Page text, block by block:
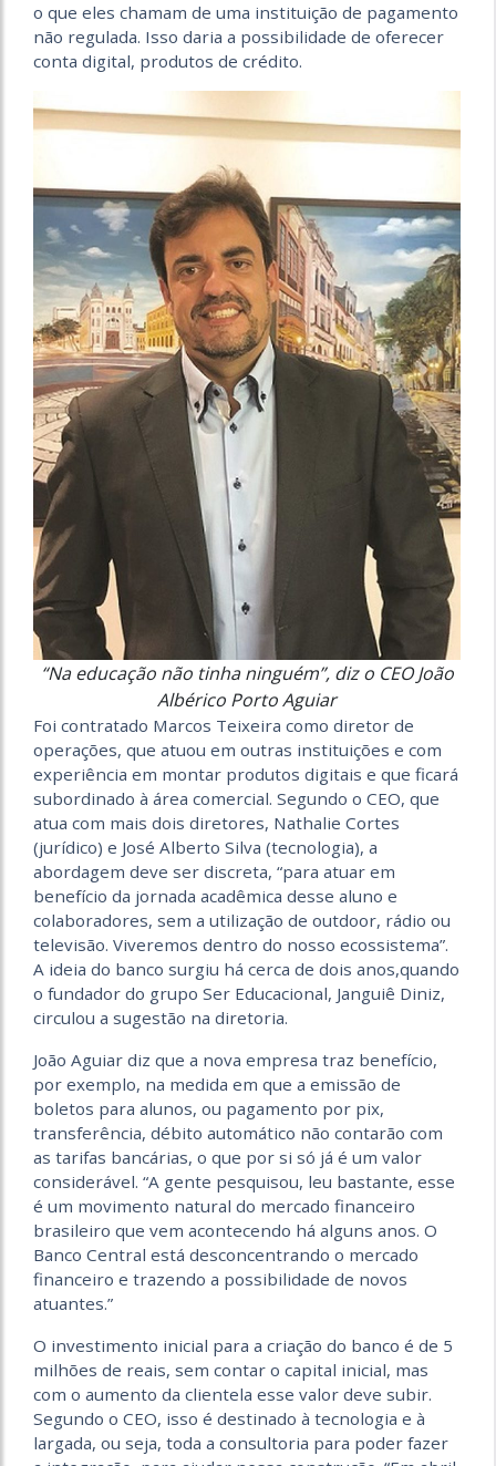
o que eles chamam de uma instituição de pagamento
não regulada. Isso daria a possibilidade de oferecer
conta digital, produtos de crédito.
“Na educação não tinha ninguém”, diz o CEO João
Albérico Porto Aguiar
Foi contratado Marcos Teixeira como diretor de
operações, que atuou em outras instituições e com
experiência em montar produtos digitais e que ficará
subordinado à área comercial. Segundo o CEO, que
atua com mais dois diretores, Nathalie Cortes
(jurídico) e José Alberto Silva (tecnologia), a
abordagem deve ser discreta, “para atuar em
benefício da jornada acadêmica desse aluno e
colaboradores, sem a utilização de outdoor, rádio ou
televisão. Viveremos dentro do nosso ecossistema”.
A ideia do banco surgiu há cerca de dois anos,quando
o fundador do grupo Ser Educacional, Janguiê Diniz,
circulou a sugestão na diretoria.
João Aguiar diz que a nova empresa traz benefício,
por exemplo, na medida em que a emissão de
boletos para alunos, ou pagamento por pix,
transferência, débito automático não contarão com
as tarifas bancárias, o que por si só já é um valor
considerável. “A gente pesquisou, leu bastante, esse
é um movimento natural do mercado financeiro
brasileiro que vem acontecendo há alguns anos. O
Banco Central está desconcentrando o mercado
financeiro e trazendo a possibilidade de novos
atuantes.”
O investimento inicial para a criação do banco é de 5
milhões de reais, sem contar o capital inicial, mas
com o aumento da clientela esse valor deve subir.
Segundo o CEO, isso é destinado à tecnologia e à
largada, ou seja, toda a consultoria para poder fazer